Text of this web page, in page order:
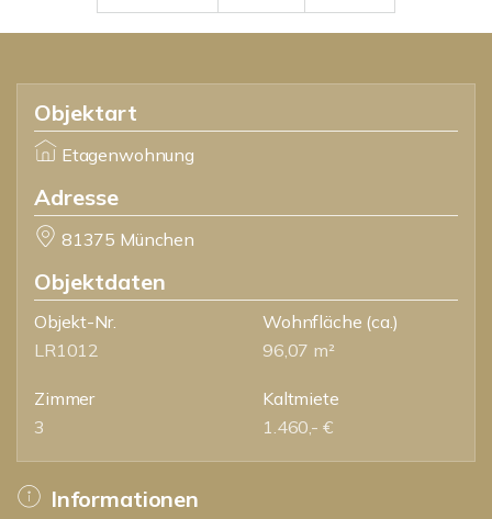
Objektart
Etagenwohnung
Adresse
81375 München
Objektdaten
Objekt-Nr.
LR1012
Wohnfläche (ca.)
96,07 m²
Zimmer
3
Kaltmiete
1.460,- €
Informationen